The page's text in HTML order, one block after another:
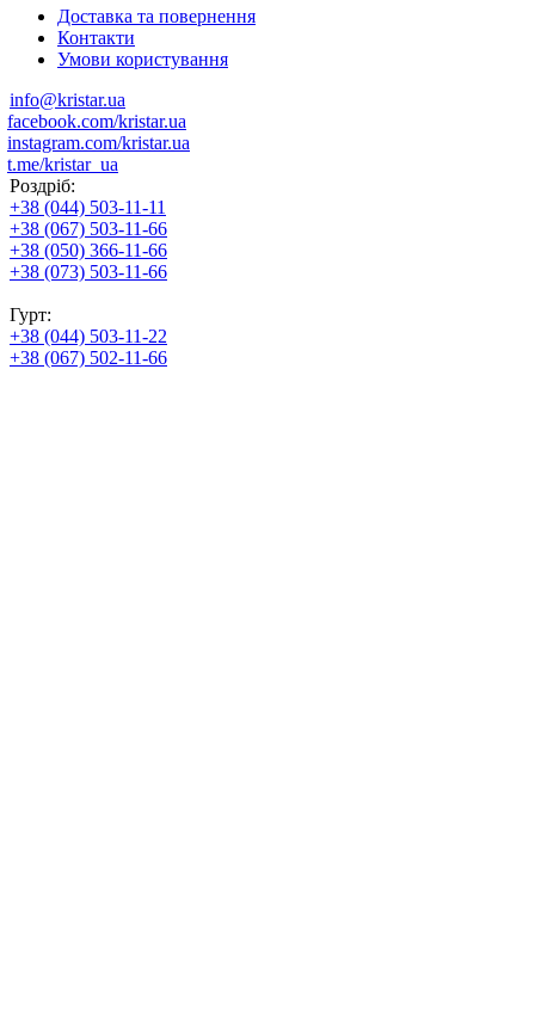
Доставка та повернення
Контакти
Умови користування
info@kristar.ua
facebook.com/kristar.ua
instagram.com/kristar.ua
t.me/kristar_ua
Роздріб:
+38 (044) 503-11-11
+38 (067) 503-11-66
+38 (050) 366-11-66
+38 (073) 503-11-66
Гурт:
+38 (044) 503-11-22
+38 (067) 502-11-66